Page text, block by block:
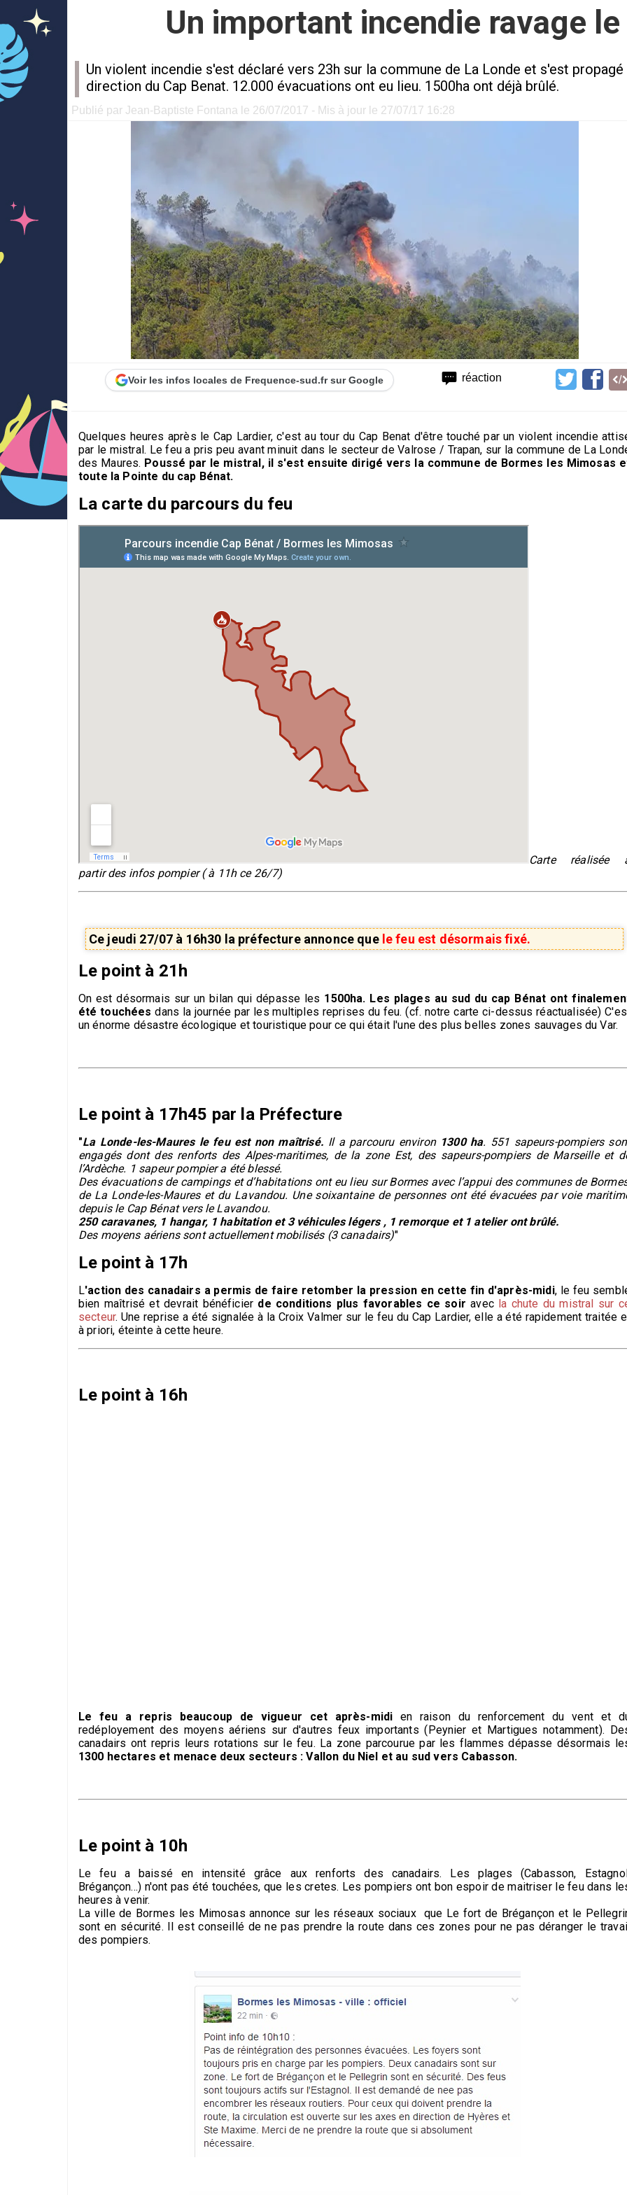
Un important incendie ravage
Un violent incendie s'est déclaré vers 23h sur la commune de La Londe et s'est
direction du Cap Benat. 12.000 évacuations ont eu lieu. 1500ha ont déjà brûlé.
Publié par Jean-Baptiste Fontana le 26/07/2017 - Mis à jour le 27/07/17 16:28
1
réaction
Voir les infos locales de Frequence-sud.fr sur Google
Quelques heures après le Cap Lardier, c'est au tour du Cap Benat d'être touché par un violent incendie
par le mistral. Le feu a pris peu avant minuit dans le secteur de Valrose / Trapan, sur la commune de La
des Maures. Poussé par le mistral, il s'est ensuite dirigé vers la commune de Bormes les Mimosas
toute la Pointe du cap Bénat.
La carte du parcours du feu
Carte réalisée
partir des infos pompier ( à 11h ce 26/7)
Ce jeudi 27/07 à 16h30 la préfecture annonce que le feu est désormais fixé.
Le point à 21h
On est désormais sur un bilan qui dépasse les 1500ha. Les plages au sud du cap Bénat ont
été touchées dans la journée par les multiples reprises du feu. (cf. notre carte ci-dessus réactualisée)
un énorme désastre écologique et touristique pour ce qui était l'une des plus belles zones sauvages du Var.
Le point à 17h45 par la Préfecture
"La Londe-les-Maures le feu est non maîtrisé. Il a parcouru environ 1300 ha. 551 sapeurs-pompiers
engagés dont des renforts des Alpes-maritimes, de la zone Est, des sapeurs-pompiers de Marseille et
l’Ardèche. 1 sapeur pompier a été blessé.
Des évacuations de campings et d’habitations ont eu lieu sur Bormes avec l’appui des communes de
de La Londe-les-Maures et du Lavandou. Une soixantaine de personnes ont été évacuées par voie
depuis le Cap Bénat vers le Lavandou.
250 caravanes, 1 hangar, 1 habitation et 3 véhicules légers , 1 remorque et 1 atelier ont brûlé.
Des moyens aériens sont actuellement mobilisés (3 canadairs)"
Le point à 17h
L'action des canadairs a permis de faire retomber la pression en cette fin d'après-midi, le feu
bien maîtrisé et devrait bénéficier de conditions plus favorables ce soir avecla chute du mistral sur
secteur. Une reprise a été signalée à la Croix Valmer sur le feu du Cap Lardier, elle a été rapidement traitée
à priori, éteinte à cette heure.
Le point à 16h
Le feu a repris beaucoup de vigueur cet après-midi en raison du renforcement du vent et
redéployement des moyens aériens sur d'autres feux importants (Peynier et Martigues notamment).
canadairs ont repris leurs rotations sur le feu. La zone parcourue par les flammes dépasse désormais
1300 hectares et menace deux secteurs : Vallon du Niel et au sud vers Cabasson.
Le point à 10h
Le feu a baissé en intensité grâce aux renforts des canadairs. Les plages (Cabasson,
Brégançon...) n'ont pas été touchées, que les cretes. Les pompiers ont bon espoir de maitriser le feu dans
heures à venir.
La ville de Bormes les Mimosas annonce sur les réseaux sociaux que Le fort de Brégançon et le
sont en sécurité. Il est conseillé de ne pas prendre la route dans ces zones pour ne pas déranger le
des pompiers.